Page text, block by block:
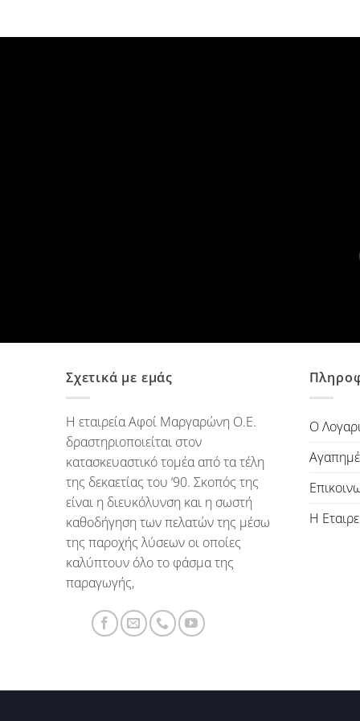
Σχετικά με εμάς
Η εταιρεία Αφοί Μαργαρώνη Ο.Ε.
δραστηριοποιείται στον
κατασκευαστικό τομέα από τα τέλη
της δεκαετίας του ‘90. Σκοπός της
είναι η διευκόλυνση και η σωστή
καθοδήγηση των πελατών της μέσω
της παροχής λύσεων οι οποίες
καλύπτουν όλο το φάσμα της
παραγωγής,
Ο
Η